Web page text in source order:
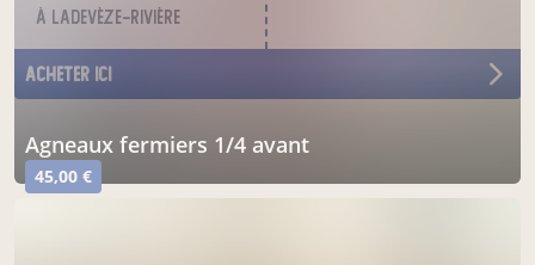
à Ladevèze-Rivière
acheter ici
agneaux fermiers 1/4 avant
45,00 €